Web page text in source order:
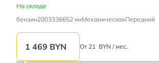
На складе
бензин2003336652 кмМеханическаяПередний
1 469 BYN От 21 BYN / мес.